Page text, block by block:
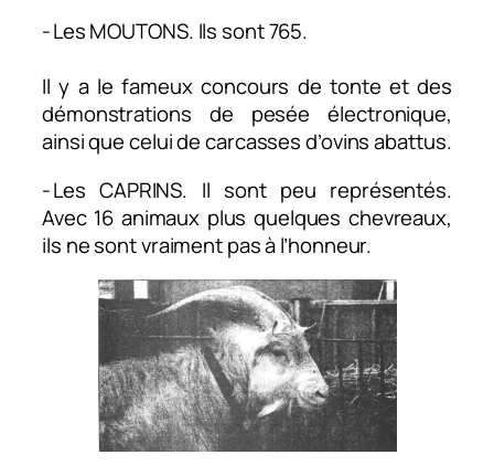
- Les MOUTONS. Ils sont 765. ​
Il y a le fameux concours de tonte et des
démonstrations de pesée électronique,
ainsi que celui de carcasses d’ovins abattus.
- Les CAPRINS. Il sont peu représentés.
Avec 16 animaux plus quelques chevreaux,
ils ne sont vraiment pas à l’honneur.